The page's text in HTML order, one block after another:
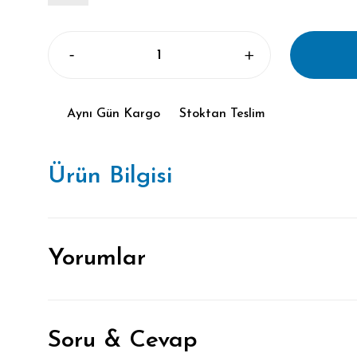
Aynı Gün Kargo Stoktan Teslim
Ürün Bilgisi
Yorumlar
Soru & Cevap